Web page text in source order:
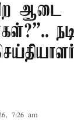
ஆடை
7:26 am